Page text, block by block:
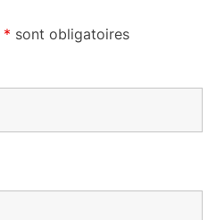
* sont obligatoires